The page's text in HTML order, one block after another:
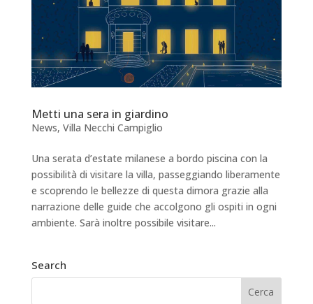
Metti una sera in giardino
News, Villa Necchi Campiglio
Una serata d’estate milanese a bordo piscina con la
possibilità di visitare la villa, passeggiando liberamente
e scoprendo le bellezze di questa dimora grazie alla
narrazione delle guide che accolgono gli ospiti in ogni
ambiente. Sarà inoltre possibile visitare...
Search